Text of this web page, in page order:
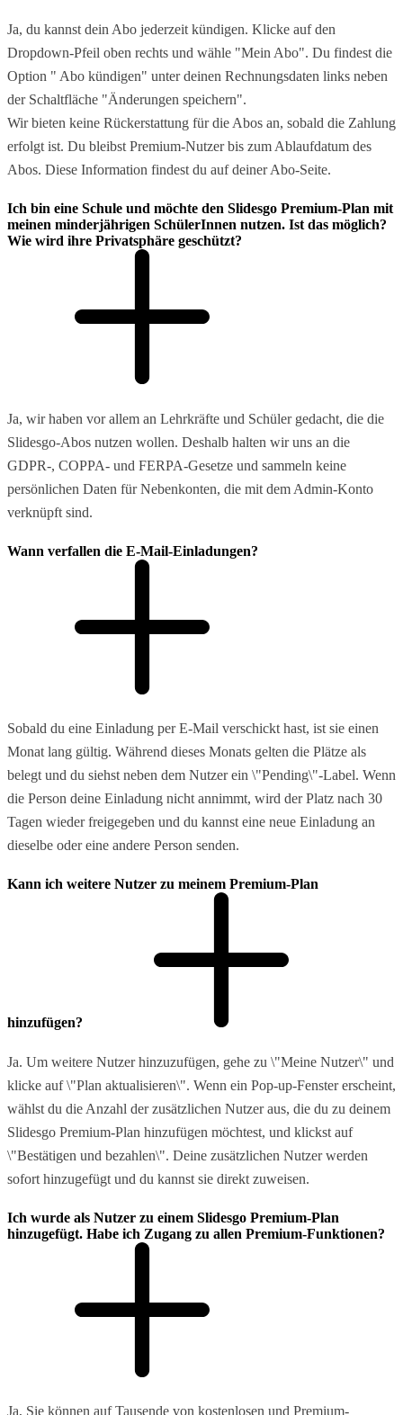
Ja, du kannst dein Abo jederzeit kündigen. Klicke auf den
Dropdown-Pfeil oben rechts und wähle "Mein Abo". Du findest die
Option " Abo kündigen" unter deinen Rechnungsdaten links neben
der Schaltfläche "Änderungen speichern".
Wir bieten keine Rückerstattung für die Abos an, sobald die Zahlung
erfolgt ist. Du bleibst Premium-Nutzer bis zum Ablaufdatum des
Abos. Diese Information findest du auf deiner Abo-Seite.
Ich bin eine Schule und möchte den Slidesgo Premium-Plan mit
meinen minderjährigen SchülerInnen nutzen. Ist das möglich?
Wie wird ihre Privatsphäre geschützt?
Ja, wir haben vor allem an Lehrkräfte und Schüler gedacht, die die
Slidesgo-Abos nutzen wollen. Deshalb halten wir uns an die
GDPR-, COPPA- und FERPA-Gesetze und sammeln keine
persönlichen Daten für Nebenkonten, die mit dem Admin-Konto
verknüpft sind.
Wann verfallen die E-Mail-Einladungen?
Sobald du eine Einladung per E-Mail verschickt hast, ist sie einen
Monat lang gültig. Während dieses Monats gelten die Plätze als
belegt und du siehst neben dem Nutzer ein \"Pending\"-Label. Wenn
die Person deine Einladung nicht annimmt, wird der Platz nach 30
Tagen wieder freigegeben und du kannst eine neue Einladung an
dieselbe oder eine andere Person senden.
Kann ich weitere Nutzer zu meinem Premium-Plan
hinzufügen?
Ja. Um weitere Nutzer hinzuzufügen, gehe zu \"Meine Nutzer\" und
klicke auf \"Plan aktualisieren\". Wenn ein Pop-up-Fenster erscheint,
wählst du die Anzahl der zusätzlichen Nutzer aus, die du zu deinem
Slidesgo Premium-Plan hinzufügen möchtest, und klickst auf
\"Bestätigen und bezahlen\". Deine zusätzlichen Nutzer werden
sofort hinzugefügt und du kannst sie direkt zuweisen.
Ich wurde als Nutzer zu einem Slidesgo Premium-Plan
hinzugefügt. Habe ich Zugang zu allen Premium-Funktionen?
Ja, Sie können auf Tausende von kostenlosen und Premium-